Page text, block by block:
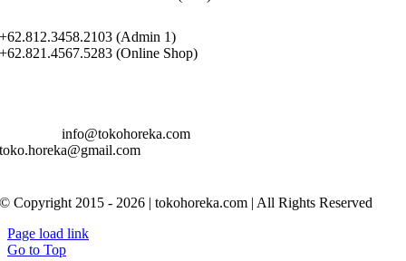
+62.812.3458.2103 (Admin 1)
+62.821.4567.5283 (Online Shop)
info@tokohoreka.com
toko.horeka@gmail.com
© Copyright 2015 - 2026 | tokohoreka.com | All Rights Reserved
Page load link
Go to Top